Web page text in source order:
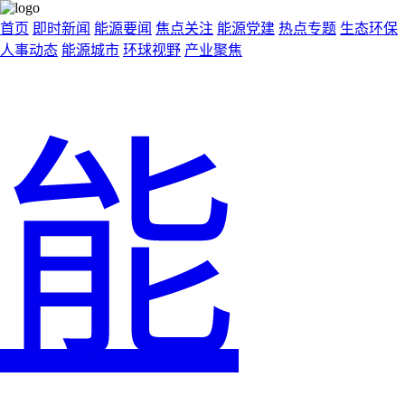
首页 即时新闻 能源要闻 焦点关注 能源党建 热点专题 生态环保
人事动态 能源城市 环球视野 产业聚焦
能